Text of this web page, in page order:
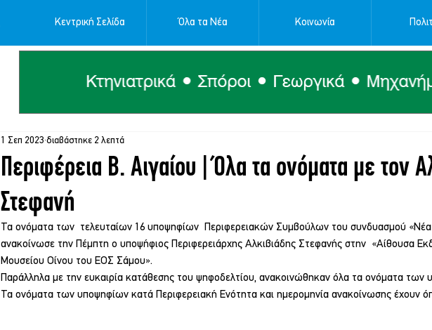
Κεντρική Σελίδα Όλα τα Νέα Κοινωνία
Περιφέρεια Β. Αιγαίου | Όλα τα ονόματα με τον
Στεφανή
1 Σεπ 2023 διαβάστηκε 2 λεπτά
Τα ονόματα των  τελευταίων 16 υποψηφίων  Περιφερειακών Συμβούλων του συνδυασμού
ανακοίνωσε την Πέμπτη ο υποψήφιος Περιφερειάρχης Αλκιβιάδης Στεφανής στην  «Αίθουσα
Μουσείου Οίνου του ΕΟΣ Σάμου».
Παράλληλα με την ευκαιρία κατάθεσης του ψηφοδελτίου, ανακοινώθηκαν όλα τα ονόματα των
Τα ονόματα των υποψηφίων κατά Περιφερειακή Ενότητα και ημερομηνία ανακοίνωσης έχουν